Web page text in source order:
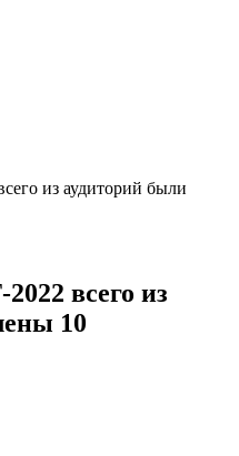
из аудиторий были
всего из
10